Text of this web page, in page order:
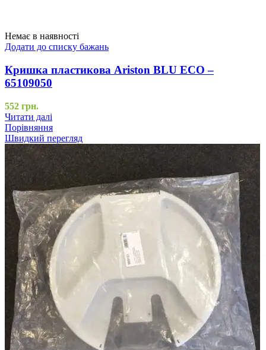
Немає в наявності
Додати до списку бажань
Кришка пластикова Ariston BLU ECO –
65109050
552 грн.
Читати далі
Порівняння
Швидкий перегляд